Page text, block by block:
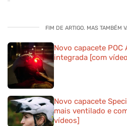
FIM DE ARTIGO. MAS TAMBÉM
Novo capacete
integrada [com
Novo capacete
mais ventilado e
vídeos]